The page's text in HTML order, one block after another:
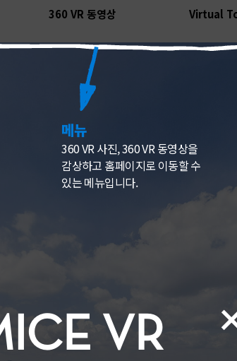
360 VR 동영상 Virtual
VR
메뉴
360 VR 사진, 360 VR 동영상을
감상하고 홈페이지로 이동할 수
있는 메뉴입니다.